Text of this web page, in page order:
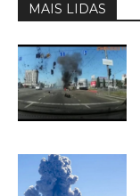
MAIS LIDAS